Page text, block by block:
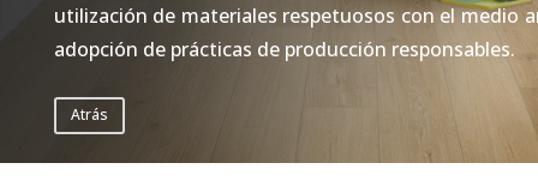
utilización de materiales respetuosos con el medio
adopción de prácticas de producción responsables.
Atrás